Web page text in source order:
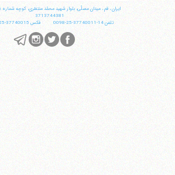
ایران،قم،میدان مصلّی، بلوار شهید محمّد منتظری، كوچه شماره ٨
3713744381
تلفن14-37740011-25-0098 فکس 37740015-25-0098